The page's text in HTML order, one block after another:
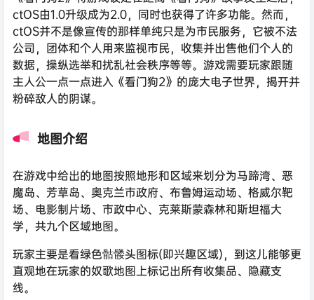
ctOS由1.0升级成为2.0，同时也获得了许多功能。然而，
ctOS并不是像宣传的那样单纯只是为市民服务，它被不法
公司，团体和个人用来监视市民，收集并出售他们个人的
数据，操纵选举和扰乱社会秩序等等。游戏需要玩家跟随
主人公一点一点进入《看门狗2》的庞大电子世界，揭开并
粉碎敌人的阴谋。
地图介绍
在游戏中给出的地图按照地形和区域来划分为马蹄湾、恶
魔岛、芳草岛、奥克兰市政府、布鲁姆运动场、格威尔靶
场、电影制片场、市政中心、克莱斯蒙森林和斯坦福大
学，共九个区域地图。
玩家主要是看绿色骷髅头图标(即兴趣区域)，到这儿能够更
直观地在玩家的奴歌地图上标记出所有收集品、隐藏支
线。